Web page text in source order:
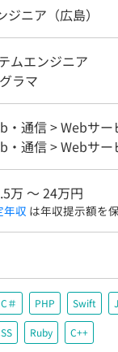
ジニア（広島）
ムエンジニア
ラマ
・通信 > Webサー
・通信 > Webサー
万 〜 24万円
年収 は年収提示額を
C＃ PHP Swift
Ruby C++